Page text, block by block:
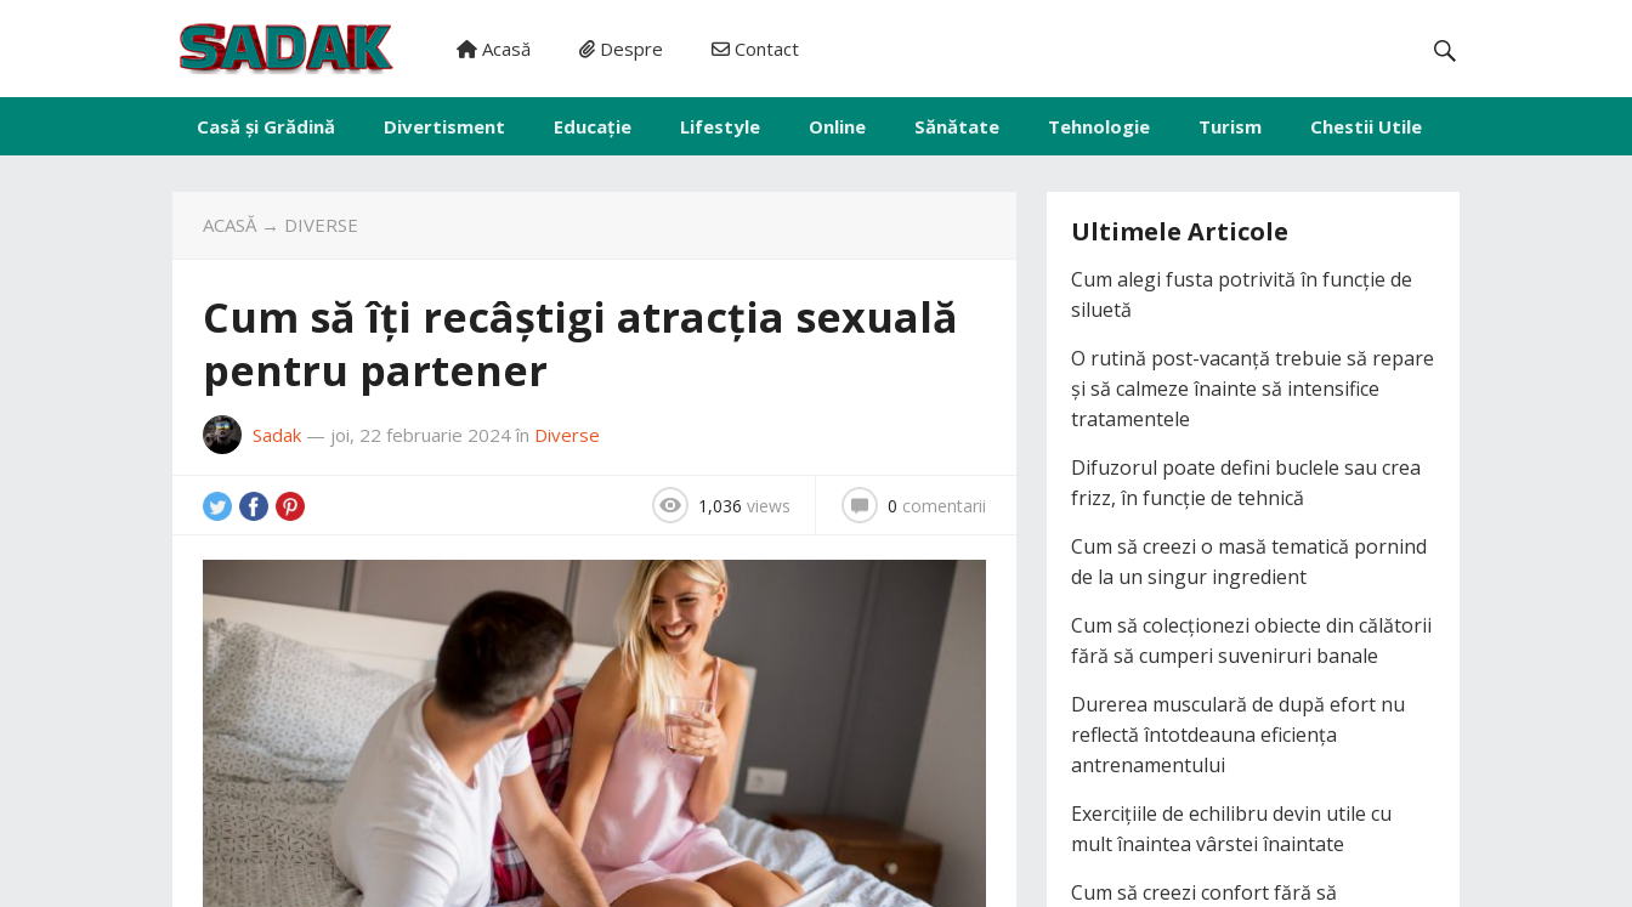
Acasă Despre Contact
Casă și Grădină Divertisment Educație Lifestyle Online Sănătate Tehnologie Turism Chestii Utile
ACASĂ→ DIVERSE
Cum să îți recâștigi atracția sexuală
pentru partener
Sadak — joi, 22 februarie 2024 în Diverse
1,036 views 0 comentarii
Ultimele Articole
Cum alegi fusta potrivită în funcție de
siluetă
O rutină post-vacanță trebuie să repare
și să calmeze înainte să intensifice
tratamentele
Difuzorul poate defini buclele sau crea
frizz, în funcție de tehnică
Cum să creezi o masă tematică pornind
de la un singur ingredient
Cum să colecționezi obiecte din călătorii
fără să cumperi suveniruri banale
Durerea musculară de după efort nu
reflectă întotdeauna eficiența
antrenamentului
Exercițiile de echilibru devin utile cu
mult înaintea vârstei înaintate
Cum să creezi confort fără să